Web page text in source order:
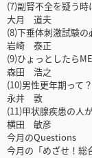
(7)副腎不全を疑う時
大月 道夫
(8)下垂体刺激試験の
岩崎 泰正
(9)ひょっとしたら
森田 浩之
(10)男性更年期って？
永井 敦
(11)甲状腺疾患の人
横田 敏彦
今月のQuestions
今月の「めざせ！総